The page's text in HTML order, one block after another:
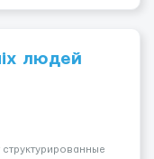
людей